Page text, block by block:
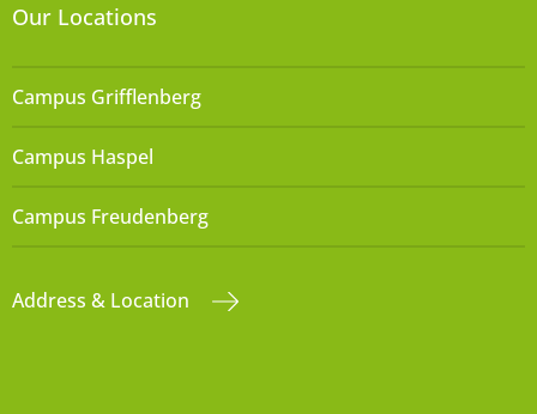
Our Locations
Campus Grifflenberg
Campus Haspel
Campus Freudenberg
Address & Location